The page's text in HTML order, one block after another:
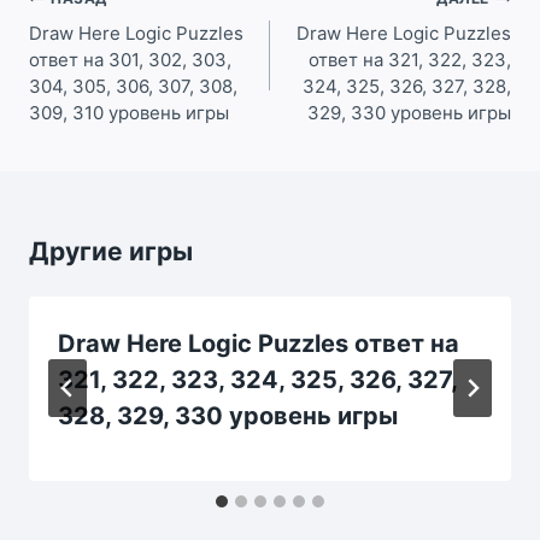
по
записям
Draw Here Logic Puzzles
ответ на 301, 302, 303,
304, 305, 306, 307, 308,
309, 310 уровень игры
Draw Here Logic Puzzles
ответ на 321, 322, 323,
324, 325, 326, 327, 328,
329, 330 уровень игры
Другие игры
Draw Here Logic Puzzles ответ на
321, 322, 323, 324, 325, 326, 327,
328, 329, 330 уровень игры